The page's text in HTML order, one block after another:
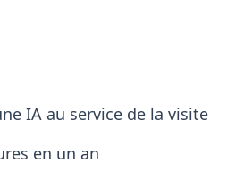
IA au service de la visite
en un an